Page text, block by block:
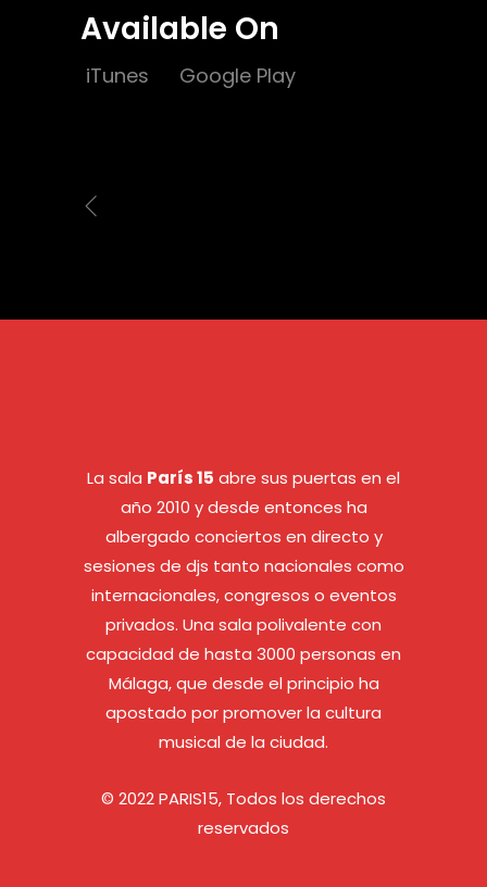
Available On
iTunes Google Play
La sala París 15 abre sus puertas en el
año 2010 y desde entonces ha
albergado conciertos en directo y
sesiones de djs tanto nacionales como
internacionales, congresos o eventos
privados. Una sala polivalente con
capacidad de hasta 3000 personas en
Málaga, que desde el principio ha
apostado por promover la cultura
musical de la ciudad.
© 2022 PARIS15, Todos los derechos
reservados